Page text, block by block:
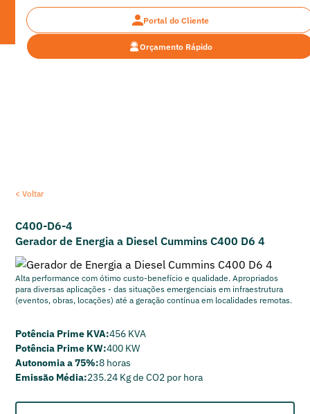
Orçamento Rápido
Portal do Cliente
< Voltar
C400-D6-4
Gerador de Energia a Diesel Cummins C400 D6 4
Alta performance com ótimo custo-benefício e qualidade. Apropriados
para diversas aplicações - das situações emergenciais em infraestrutura
(eventos, obras, locações) até a geração contínua em localidades remotas.
Potência Prime KVA:456 KVA
Potência Prime KW:400 KW
Autonomia a 75%:8 horas
Emissão Média:235.24 Kg de CO2 por hora